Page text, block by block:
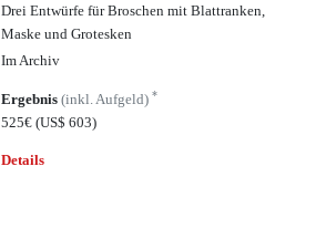
Drei Entwürfe für Broschen mit Blattranken,
Maske und Grotesken
Im Archiv
Ergebnis(inkl. Aufgeld)*
525€(US$ 603)
Details